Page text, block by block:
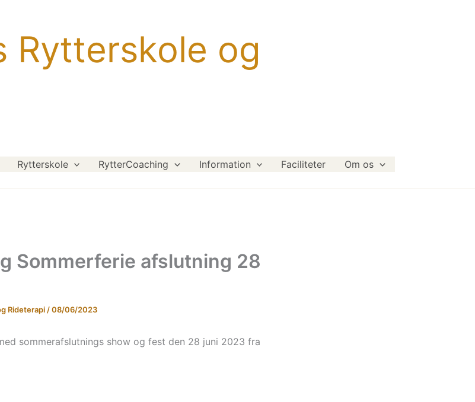
og
Rytterskole RytterCoaching Information Faciliteter Om os
Sommerferie afslutning 28
Rideterapi /08/06/2023
sommerafslutnings show og fest den 28 juni 2023 fra